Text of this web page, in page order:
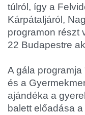
túlról, így a
Kárpátaljáról,
programon részt
22 Budapestre
A gála
és a
ajándéka a
balett előadása